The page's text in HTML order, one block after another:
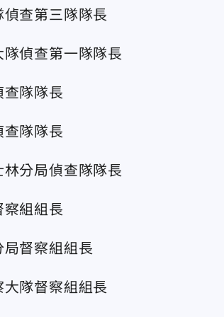
查第三隊隊長
偵查第一隊隊長
隊隊長
隊隊長
分局偵查隊隊長
組組長
督察組組長
隊督察組組長